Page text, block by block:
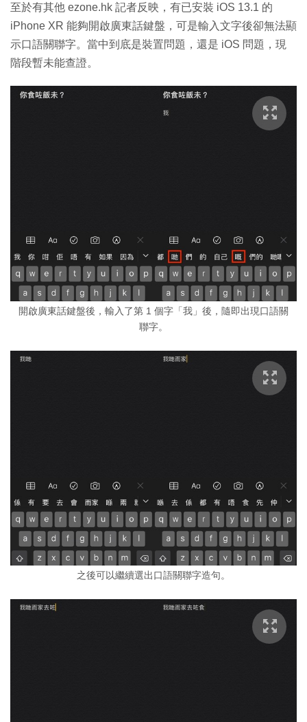
至於有其他 ezone.hk 記者反映，有已安裝 iOS 13.1 的
iPhone XR 能夠開啟廣東話鍵盤，可是輸入文字後卻無法顯
示口語關聯字。當中到底是裝置問題，還是 iOS 問題，現
階段暫未能查證。
開啟廣東話鍵盤後，輸入了第 1 個字「我」後，隨即出現口語關
聯字。
之後可以繼續選出口語關聯字造句。